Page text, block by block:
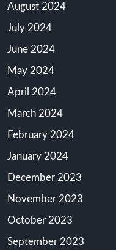
August 2024
July 2024
June 2024
May 2024
April 2024
March 2024
February 2024
January 2024
December 2023
November 2023
October 2023
September 2023